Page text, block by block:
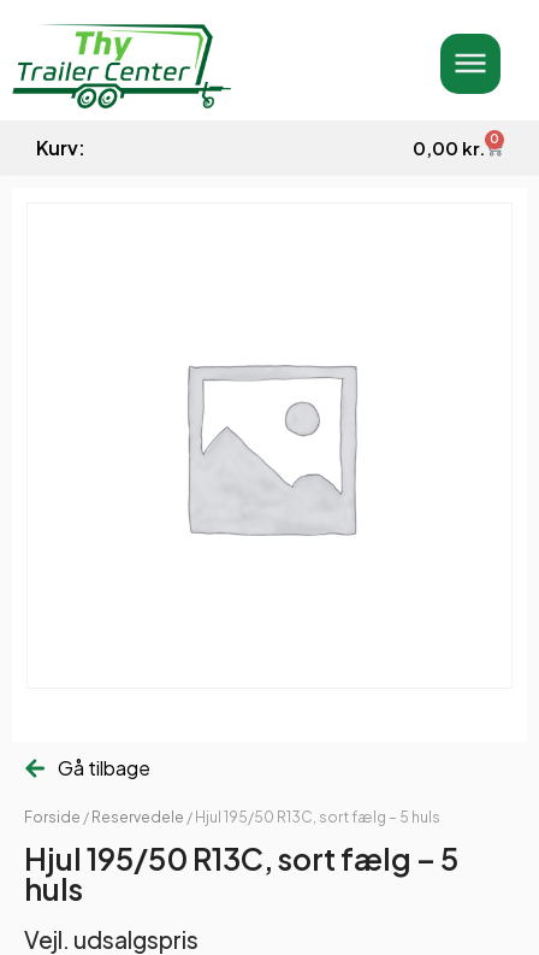
Kurv: 0,00 kr. 0
Gå tilbage
Forside / Reservedele / Hjul 195/50 R13C, sort fælg – 5 huls
Hjul 195/50 R13C, sort fælg – 5
huls
Vejl. udsalgspris